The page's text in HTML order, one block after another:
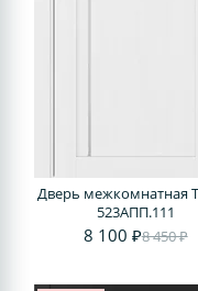
Дверь межкомнатная
523АПП.111
8 100 ₽8 450 ₽